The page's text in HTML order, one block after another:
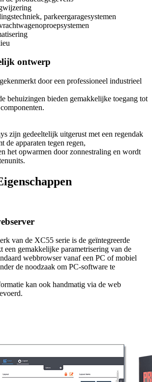
parkeergaragesystemen
ontwerp
door een professioneel industrieel
behuizingen bieden gemakkelijke toegang tot
zijn gedeeltelijk uitgerust met een regendak
de apparaten tegen regen,
het opwarmen door zonnestraling en wordt
van de XC55 serie is de geïntegreerde
een gemakkelijke parametrisering van de
webbrowser vanaf een PC of mobiel
de noodzaak om PC-software te
kan ook handmatig via de web